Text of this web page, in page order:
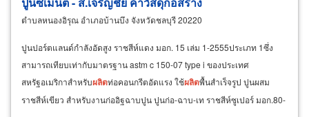
ตำบลหนองอิรุณ อำเภอบ้านบึง จังหวัดชลบุรี 20220
ปูนปอร์ตแลนด์กำลังอัดสูง ราชสีห์แดง มอก. 15 เล่ม 1-2555ประเภท 1ซึ่ง
สามารถเทียบเท่ากับมาตรฐาน astm c 150-07 type i ของประเทศ
สหรัฐอเมริกาสำหรับผลิตท่อคอนกรีตอัดแรง ใช้ผลิตพื้นสำเร็จรูป ปูนผสม
ราชสีห์เขียว สำหรับงานก่ออิฐฉาบปูน ปูนก่อ-ฉาบ-เท ราชสีห์ซูเปอร์ มอก.80-